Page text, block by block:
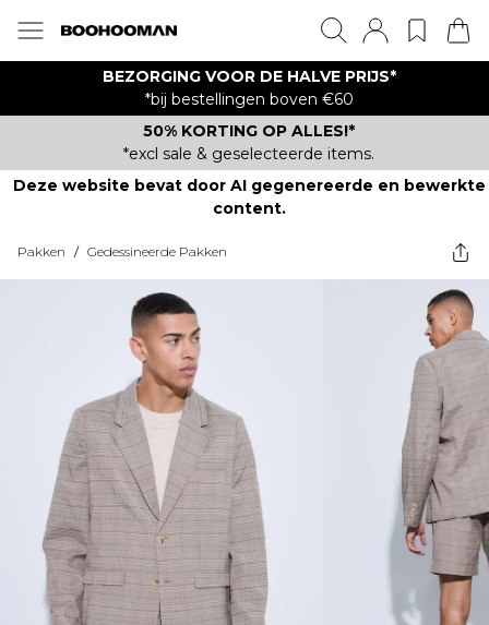
BEZORGING VOOR DE HALVE PRIJS*
*bij bestellingen boven €60
50% KORTING OP ALLES!*
*excl sale & geselecteerde items.
Deze website bevat door AI gegenereerde en bewerkte
content.
Pakken / Gedessineerde Pakken